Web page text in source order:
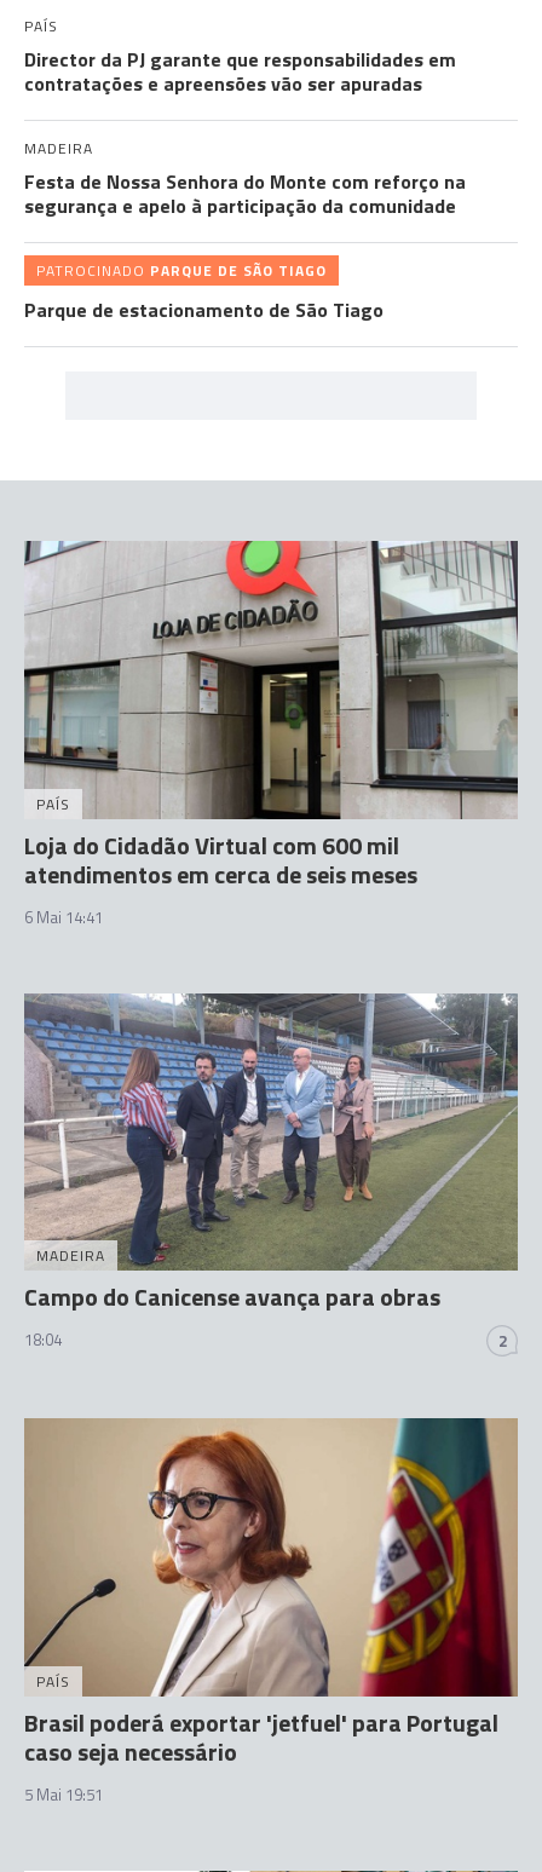
PAÍS
Director da PJ garante que responsabilidades em
contratações e apreensões vão ser apuradas
MADEIRA
Festa de Nossa Senhora do Monte com reforço na
segurança e apelo à participação da comunidade
PATROCINADO PARQUE DE SÃO TIAGO
Parque de estacionamento de São Tiago
PAÍS
Loja do Cidadão Virtual com 600 mil
atendimentos em cerca de seis meses
6 Mai 14:41
MADEIRA
Campo do Canicense avança para obras
18:04 2
PAÍS
Brasil poderá exportar 'jetfuel' para Portugal
caso seja necessário
5 Mai 19:51